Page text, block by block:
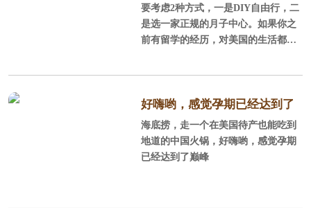
要考虑2种方式，一是DIY自由行，二
是选一家正规的月子中心。如果你之
前有留学的经历，对美国的生活都还
公停止工作，陪产的性价比不如找个
月子中心。一般对美国不太熟悉，或
者只是游玩过，同行的人也都不会外
语或者没有国外生活经历，建议订月
好嗨哟，感觉孕期已经达到了
巅峰
海底捞，走一个在美国待产也能吃到
地道的中国火锅，好嗨哟，感觉孕期
已经达到了巅峰